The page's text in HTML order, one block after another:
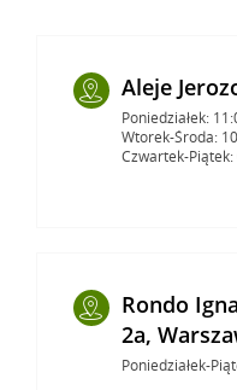
Aleje
Poniedziałek:
Wtorek-Środa:
Czwartek-
Rondo
2a,
Poniedziałek-